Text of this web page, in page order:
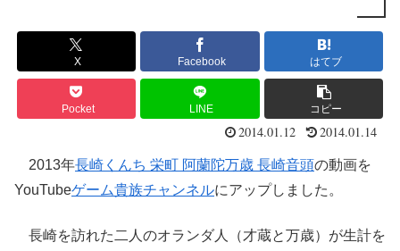
X Facebook はてブ
Pocket LINE コピー
2014.01.12 2014.01.14
2013年長崎くんち 栄町 阿蘭陀万歳 長崎音頭の動画を
YouTubeゲーム貴族チャンネルにアップしました。
長崎を訪れた二人のオランダ人（才蔵と万歳）が生計を